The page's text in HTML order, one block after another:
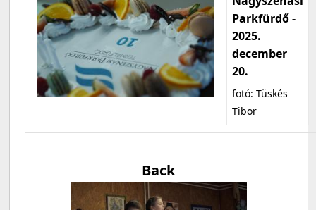
Parkfürdő -
2025.
december
20.
fotó: Tüskés
Tibor
Back